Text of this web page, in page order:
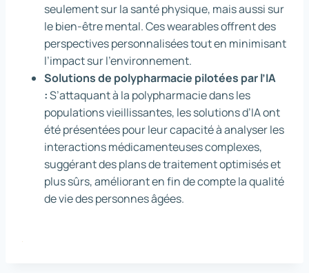
seulement sur la santé physique, mais aussi sur
le bien-être mental. Ces wearables offrent des
perspectives personnalisées tout en minimisant
l’impact sur l’environnement.
Solutions de polypharmacie pilotées par l’IA
:S’attaquant à la polypharmacie dans les
populations vieillissantes, les solutions d’IA ont
été présentées pour leur capacité à analyser les
interactions médicamenteuses complexes,
suggérant des plans de traitement optimisés et
plus sûrs, améliorant en fin de compte la qualité
de vie des personnes âgées.